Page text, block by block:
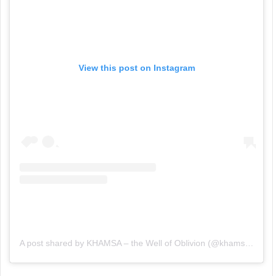
View this post on Instagram
A post shared by KHAMSA – the Well of Oblivion (@khamsa_anime)